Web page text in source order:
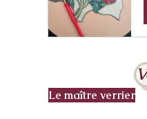
Le maître verrier